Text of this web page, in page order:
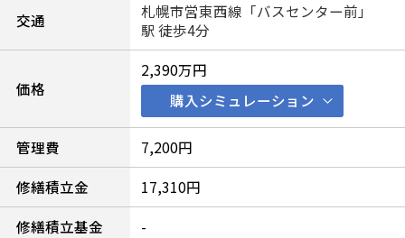
交通
札幌市営東西線「バスセンター前」
駅 徒歩4分
価格
2,390万円
購入シミュレーション
管理費
7,200円
修繕積立金
17,310円
修繕積立基金
-